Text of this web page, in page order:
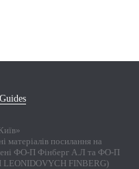
Guides
матеріалів посилання на
ФО-П Фінберг А.Л та ФО-П
FINBERG)